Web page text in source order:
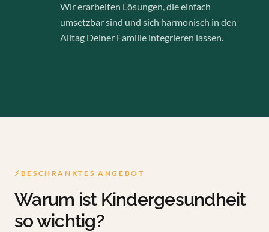
Wir erarbeiten Lösungen, die einfach
umsetzbar sind und sich harmonisch in den
Alltag Deiner Familie integrieren lassen.
⚡ BESCHRÄNKTES ANGEBOT
Warum ist Kindergesundheit
so wichtig?